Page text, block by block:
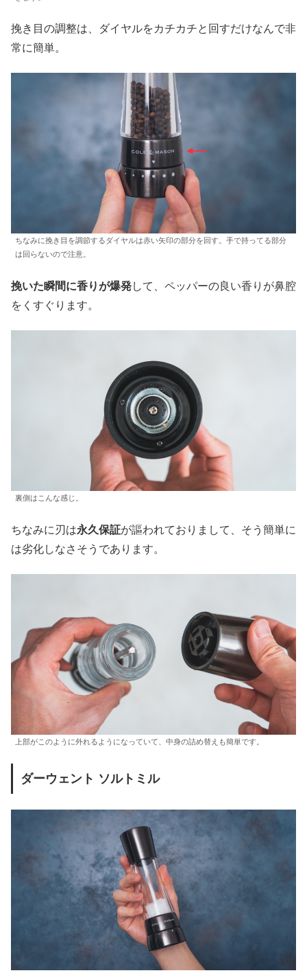
挽き目の調整は、ダイヤルをカチカチと回すだけなんで非
常に簡単。
ちなみに挽き目を調節するダイヤルは赤い矢印の部分を回す。手で持ってる部分
は回らないので注意。
挽いた瞬間に香りが爆発して、ペッパーの良い香りが鼻腔
をくすぐります。
裏側はこんな感じ。
ちなみに刃は永久保証が謳われておりまして、そう簡単に
は劣化しなさそうであります。
上部がこのように外れるようになっていて、中身の詰め替えも簡単です。
ダーウェント ソルトミル